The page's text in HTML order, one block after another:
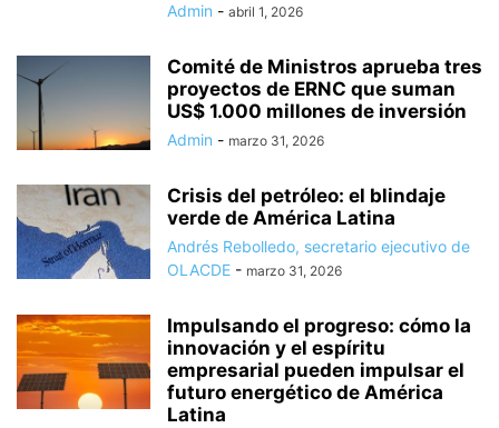
Admin - abril 1, 2026
Comité de Ministros aprueba tres
proyectos de ERNC que suman
US$ 1.000 millones de inversión
Admin - marzo 31, 2026
Crisis del petróleo: el blindaje
verde de América Latina
Andrés Rebolledo, secretario ejecutivo de
OLACDE - marzo 31, 2026
Impulsando el progreso: cómo la
innovación y el espíritu
empresarial pueden impulsar el
futuro energético de América
Latina